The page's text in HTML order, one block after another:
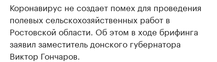
Коронавирус не создает помех для проведения
полевых сельскохозяйственных работ в
Ростовской области. Об этом в ходе брифинга
заявил заместитель донского губернатора
Виктор Гончаров.